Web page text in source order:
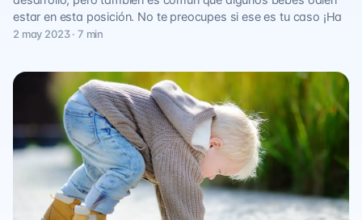
estar en esta posición. No te preocupes si ese es tu caso ¡Ha
2 may 2023 · 7 min